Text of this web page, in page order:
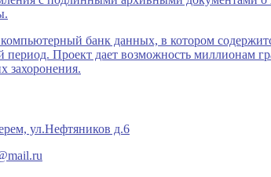
ул.Нефтяников д.6